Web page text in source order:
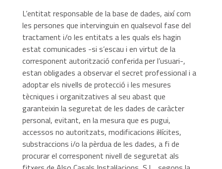
L’entitat responsable de la base de dades, així com
les persones que intervinguin en qualsevol fase del
tractament i/o les entitats a les quals els hagin
estat comunicades -si s’escau i en virtut de la
corresponent autorització conferida per l’usuari-,
estan obligades a observar el secret professional i a
adoptar els nivells de protecció i les mesures
tècniques i organitzatives al seu abast que
garanteixin la seguretat de les dades de caràcter
personal, evitant, en la mesura que es pugui,
accessos no autoritzats, modificacions il·lícites,
substraccions i/o la pèrdua de les dades, a fi de
procurar el corresponent nivell de seguretat als